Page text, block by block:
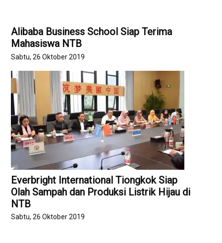
Alibaba Business School Siap Terima
Mahasiswa NTB
Sabtu, 26 Oktober 2019
Everbright International Tiongkok Siap
Olah Sampah dan Produksi Listrik Hijau di
NTB
Sabtu, 26 Oktober 2019